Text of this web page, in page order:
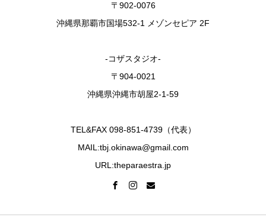
〒902-0076
沖縄県那覇市国場532-1 メゾンセピア 2F
-コザスタジオ-
〒904-0021
沖縄県沖縄市胡屋2-1-59
TEL&FAX 098-851-4739（代表）
MAIL:tbj.okinawa@gmail.com
URL:theparaestra.jp